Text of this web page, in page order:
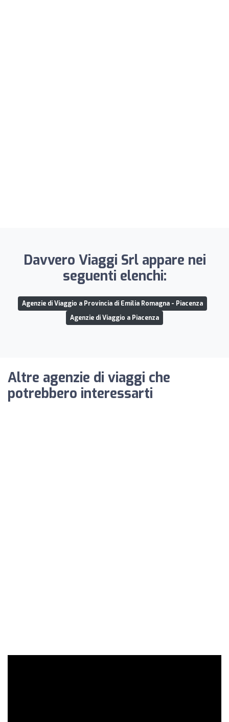
Davvero Viaggi Srl appare nei
seguenti elenchi:
Agenzie di Viaggio a Provincia di Emilia Romagna - Piacenza
Agenzie di Viaggio a Piacenza
Altre agenzie di viaggi che
potrebbero interessarti